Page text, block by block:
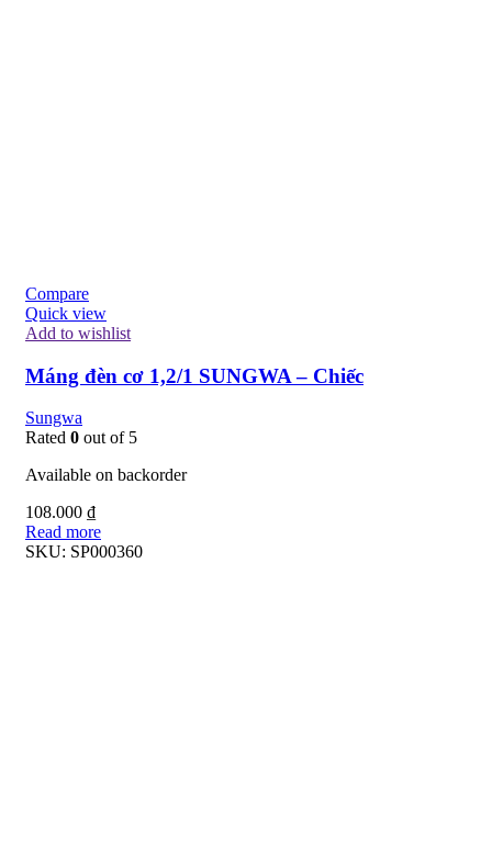
Compare
Quick view
Add to wishlist
Máng đèn cơ 1,2/1 SUNGWA – Chiếc
Sungwa
Rated 0 out of 5
Available on backorder
108.000 ₫
Read more
SKU: SP000360